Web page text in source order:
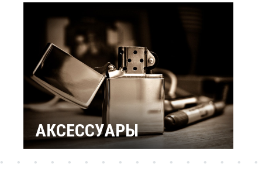
Повод / Событие
Зодиака
Подарок ребенку
Подарки по
профессиям и
увлечениям
Подарочный
сертификат
АКСЕССУАРЫ